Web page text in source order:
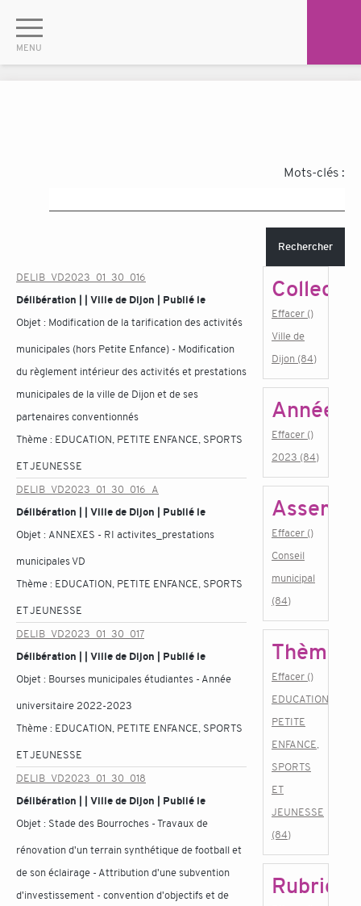
Mots-clés :
Rechercher
DELIB_VD2023_01_30_016
Délibération | | Ville de Dijon | Publié le
Objet : Modification de la tarification des activités
municipales (hors Petite Enfance) - Modification
du règlement intérieur des activités et prestations
municipales de la ville de Dijon et de ses
partenaires conventionnés
Thème : EDUCATION, PETITE ENFANCE, SPORTS
ET JEUNESSE
DELIB_VD2023_01_30_016_A
Délibération | | Ville de Dijon | Publié le
Objet : ANNEXES - RI activites_prestations
municipales VD
Thème : EDUCATION, PETITE ENFANCE, SPORTS
ET JEUNESSE
DELIB_VD2023_01_30_017
Délibération | | Ville de Dijon | Publié le
Objet : Bourses municipales étudiantes - Année
universitaire 2022-2023
Thème : EDUCATION, PETITE ENFANCE, SPORTS
ET JEUNESSE
DELIB_VD2023_01_30_018
Délibération | | Ville de Dijon | Publié le
Objet : Stade des Bourroches - Travaux de
rénovation d'un terrain synthétique de football et
de son éclairage - Attribution d'une subvention
d'investissement - convention d'objectifs et de
Effacer ()
Ville de
Dijon (84)
Année
Effacer ()
2023 (84)
Effacer ()
Conseil
municipal
(84)
Thème
Effacer ()
EDUCATION,
PETITE
ENFANCE,
SPORTS
ET
JEUNESSE
(84)
Rubrique